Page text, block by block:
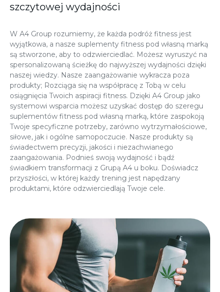
szczytowej wydajności
W A4 Group rozumiemy, że każda podróż fitness jest
wyjątkowa, a nasze suplementy fitness pod własną marką
są stworzone, aby to odzwierciedlać. Możesz wyruszyć na
spersonalizowaną ścieżkę do najwyższej wydajności dzięki
naszej wiedzy. Nasze zaangażowanie wykracza poza
produkty; Rozciąga się na współpracę z Tobą w celu
osiągnięcia Twoich aspiracji fitness. Dzięki A4 Group jako
systemowi wsparcia możesz uzyskać dostęp do szeregu
suplementów fitness pod własną marką, które zaspokoją
Twoje specyficzne potrzeby, zarówno wytrzymałościowe,
siłowe, jak i ogólne samopoczucie. Nasze produkty są
świadectwem precyzji, jakości i niezachwianego
zaangażowania. Podnieś swoją wydajność i bądź
świadkiem transformacji z Grupą A4 u boku. Doświadcz
przyszłości, w której każdy trening jest napędzany
produktami, które odzwierciedlają Twoje cele.